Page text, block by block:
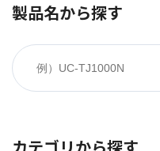
製品名から探す